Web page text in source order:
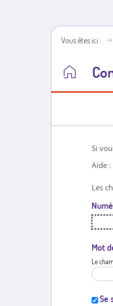
Vous êtes ici
Si
Aide :
Les
Mot
Le
Se